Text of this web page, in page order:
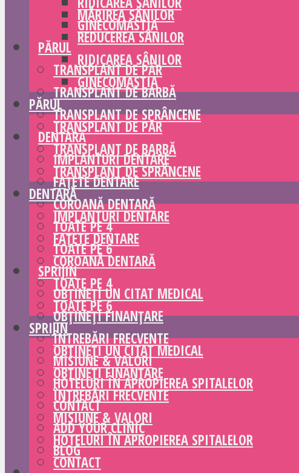
GINECOMASTIA
PĂRUL
TRANSPLANT DE PĂR
TRANSPLANT DE BARBĂ
TRANSPLANT DE SPRÂNCENE
DENTARĂ
IMPLANTURI DENTARE
FAȚETE DENTARE
COROANĂ DENTARĂ
TOATE PE 4
TOATE PE 6
SPRIJIN
OBȚINEȚI UN CITAT MEDICAL
OBȚINEȚI FINANȚARE
ÎNTREBĂRI FRECVENTE
MISIUNE & VALORI
HOTELURI ÎN APROPIEREA SPITALELOR
CONTACT
ADD YOUR CLINIC
BLOG
MĂRIREA SÂNILOR
REDUCEREA SÂNILOR
RIDICAREA SÂNILOR
GINECOMASTIA
PĂRUL
TRANSPLANT DE PĂR
TRANSPLANT DE BARBĂ
TRANSPLANT DE SPRÂNCENE
DENTARĂ
IMPLANTURI DENTARE
FAȚETE DENTARE
COROANĂ DENTARĂ
TOATE PE 4
TOATE PE 6
SPRIJIN
OBȚINEȚI UN CITAT MEDICAL
OBȚINEȚI FINANȚARE
ÎNTREBĂRI FRECVENTE
MISIUNE & VALORI
HOTELURI ÎN APROPIEREA SPITALELOR
CONTACT